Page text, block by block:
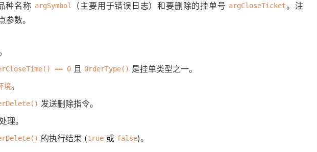
直接处理:
= GetLastError();
删除挂单失败: Error ", errorCode, ": ", errorDesc);
". Bid=", MarketInfo(argSymbol, MODE_BID), " Ask=", MarketInfo(argSymbol,
种名称 argSymbol （主要用于错误日志）和要删除的挂单号 argCloseTicket。注
参数。
== 0 且 OrderType() 是挂单类型之一。
境。
发送删除指令。
理。
的执行结果 (true 或 false)。